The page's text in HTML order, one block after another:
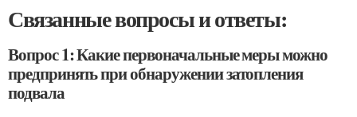
Связанные вопросы и ответы:
Вопрос 1: Какие первоначальные меры можно
предпринять при обнаружении затопления
подвала